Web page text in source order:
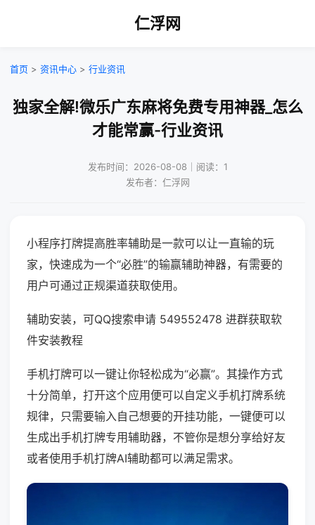
仁浮网
首页 > 资讯中心 > 行业资讯
独家全解!微乐广东麻将免费专用神器_怎么
才能常赢-行业资讯
发布时间：2026-08-08｜阅读：1
发布者：仁浮网
小程序打牌提高胜率辅助是一款可以让一直输的玩
家，快速成为一个“必胜”的输赢辅助神器，有需要的
用户可通过正规渠道获取使用。
辅助安装，可QQ搜索申请 549552478 进群获取软
件安装教程
手机打牌可以一键让你轻松成为“必赢”。其操作方式
十分简单，打开这个应用便可以自定义手机打牌系统
规律，只需要输入自己想要的开挂功能，一键便可以
生成出手机打牌专用辅助器，不管你是想分享给好友
或者使用手机打牌AI辅助都可以满足需求。